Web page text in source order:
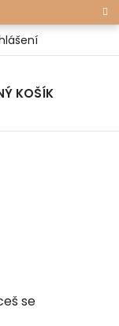
KOŠÍK
se